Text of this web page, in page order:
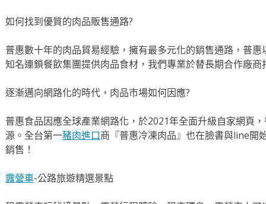
如何找到優質的肉品販售通路?
普惠數十年的肉品貿易經驗，擁有最多元化的銷售通路，普惠
知名連鎖餐飲集團提供肉品食材，我們專業於替長期合作廠商
逐漸邁向網路化的時代，肉品市場如何因應?
普惠食品因應全球產業網路化，於2021年全面升級自家網頁
源。全台第一豬肉進口商『普惠冷凍肉品』也在臉書與line開
銷售！
露營車-公路旅遊精選景點